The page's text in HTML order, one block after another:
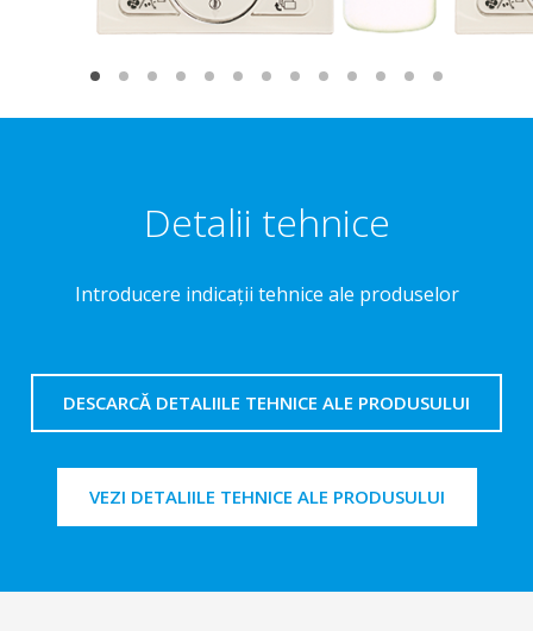
Detalii tehnice
Introducere indicaţii tehnice ale produselor
DESCARCĂ DETALIILE TEHNICE ALE PRODUSULUI
VEZI DETALIILE TEHNICE ALE PRODUSULUI